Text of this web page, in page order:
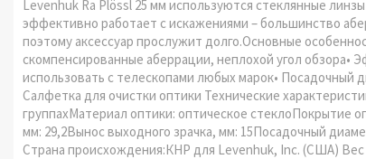
Levenhuk Ra Plössl 25 мм используются стеклянные
эффективно работает с искажениями – большинство
поэтому аксессуар прослужит долго.Основные
скомпенсированные аберрации, неплохой угол
использовать с телескопами любых марок• Посадочный
Салфетка для очистки оптики Технические
группахМатериал оптики: оптическое стеклоПокрытие
мм: 29,2Вынос выходного зрачка, мм: 15Посадочный
Страна происхождения:КНР для Levenhuk, Inc. (США) Вес